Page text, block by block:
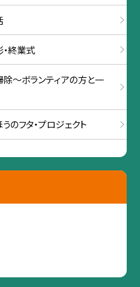
・終業式
除～ボランティアの方と一
のフタ・プロジェクト